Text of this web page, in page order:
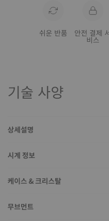
쉬운 반품 안전 결제
비스
기술 사양
상세설명
시계 정보
케이스 & 크리스탈
무브먼트